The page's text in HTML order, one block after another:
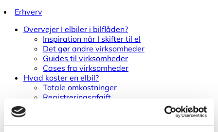
Erhverv
Overvejer I elbiler i bilflåden?
Inspiration når I skifter til el
Det gør andre virksomheder
Guides til virksomheder
Cases fra virksomheder
Hvad koster en elbil?
Totale omkostninger
Registreringsafgift
Muligheder for støtte